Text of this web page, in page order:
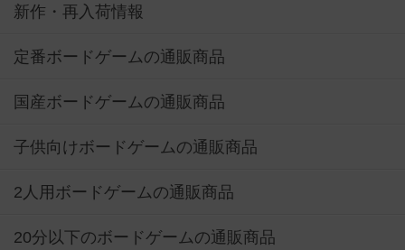
新作・再入荷情報
定番ボードゲームの通販商品
国産ボードゲームの通販商品
子供向けボードゲームの通販商品
2人用ボードゲームの通販商品
20分以下のボードゲームの通販商品